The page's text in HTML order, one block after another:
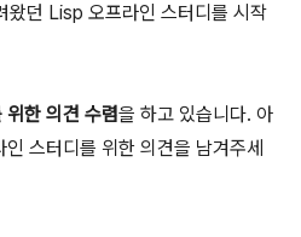
왔던 Lisp 오프라인 스터디를 시작
한 의견 수렴을 하고 있습니다. 아
스터디를 위한 의견을 남겨주세